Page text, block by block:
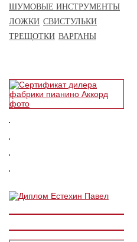
ШУМОВЫЕ ИНСТРУМЕНТЫ
ЛОЖКИ СВИСТУЛЬКИ
ТРЕЩОТКИ ВАРГАНЫ